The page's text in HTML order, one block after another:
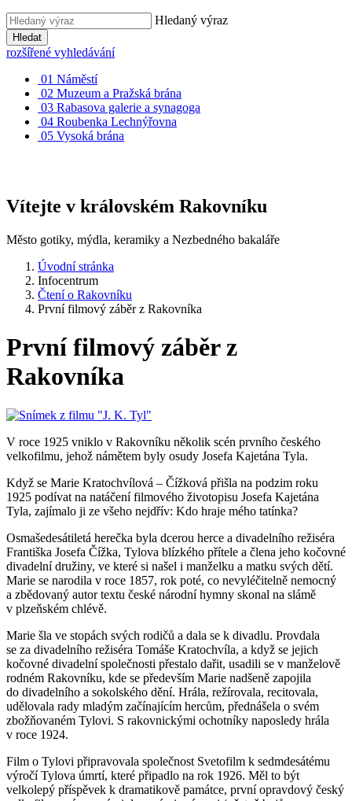
Hledaný výraz
Hledat
rozšířené vyhledávání
01 Náměstí
02 Muzeum a Pražská brána
03 Rabasova galerie a synagoga
04 Roubenka Lechnýřovna
05 Vysoká brána
Vítejte v královském Rakovníku
Město gotiky, mýdla, keramiky a Nezbedného bakaláře
Úvodní stránka
Infocentrum
Čtení o Rakovníku
První filmový záběr z Rakovníka
První filmový záběr z
Rakovníka
V roce 1925 vniklo v Rakovníku několik scén prvního českého
velkofilmu, jehož námětem byly osudy Josefa Kajetána Tyla.
Když se Marie Kratochvílová – Čížková přišla na podzim roku
1925 podívat na natáčení filmového životopisu Josefa Kajetána
Tyla, zajímalo ji ze všeho nejdřív: Kdo hraje mého tatínka?
Osmašedesátiletá herečka byla dcerou herce a divadelního režiséra
Františka Josefa Čížka, Tylova blízkého přítele a člena jeho kočovné
divadelní družiny, ve které si našel i manželku a matku svých dětí.
Marie se narodila v roce 1857, rok poté, co nevyléčitelně nemocný
a zbědovaný autor textu české národní hymny skonal na slámě
v plzeňském chlévě.
Marie šla ve stopách svých rodičů a dala se k divadlu. Provdala
se za divadelního režiséra Tomáše Kratochvíla, a když se jejich
kočovné divadelní společnosti přestalo dařit, usadili se v manželově
rodném Rakovníku, kde se především Marie nadšeně zapojila
do divadelního a sokolského dění. Hrála, režírovala, recitovala,
udělovala rady mladým začínajícím hercům, přednášela o svém
zbožňovaném Tylovi. S rakovnickými ochotníky naposledy hrála
v roce 1924.
Film o Tylovi připravovala společnost Svetofilm k sedmdesátému
výročí Tylova úmrtí, které připadlo na rok 1926. Měl to být
velkolepý příspěvek k dramatikově památce, první opravdový český